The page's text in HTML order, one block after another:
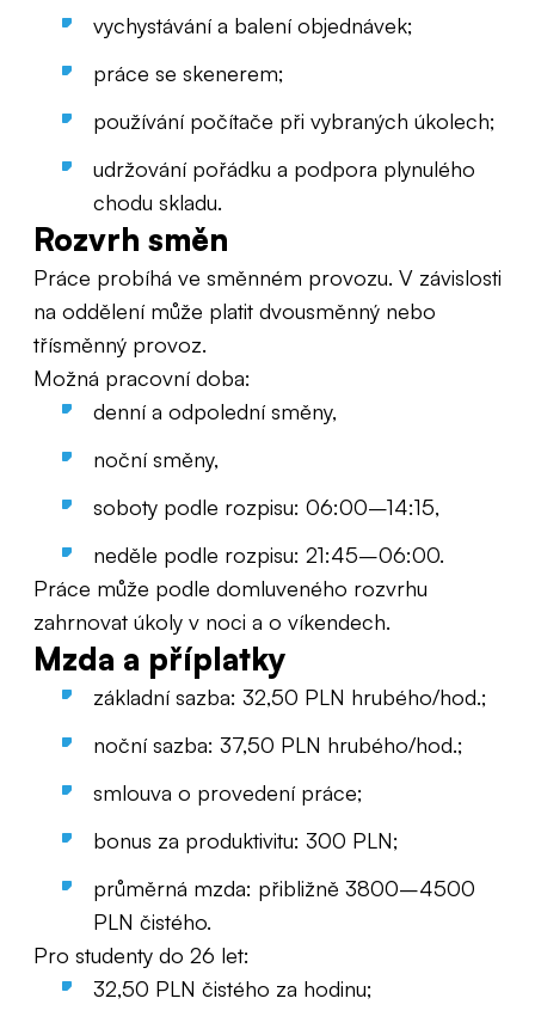
vychystávání a balení objednávek;
práce se skenerem;
používání počítače při vybraných úkolech;
udržování pořádku a podpora plynulého
chodu skladu.
Rozvrh směn
Práce probíhá ve směnném provozu. V závislosti
na oddělení může platit dvousměnný nebo
třísměnný provoz.
Možná pracovní doba:
denní a odpolední směny,
noční směny,
soboty podle rozpisu: 06:00–14:15,
neděle podle rozpisu: 21:45–06:00.
Práce může podle domluveného rozvrhu
zahrnovat úkoly v noci a o víkendech.
Mzda a příplatky
základní sazba: 32,50 PLN hrubého/hod.;
noční sazba: 37,50 PLN hrubého/hod.;
smlouva o provedení práce;
bonus za produktivitu: 300 PLN;
průměrná mzda: přibližně 3800–4500
PLN čistého.
Pro studenty do 26 let:
32,50 PLN čistého za hodinu;